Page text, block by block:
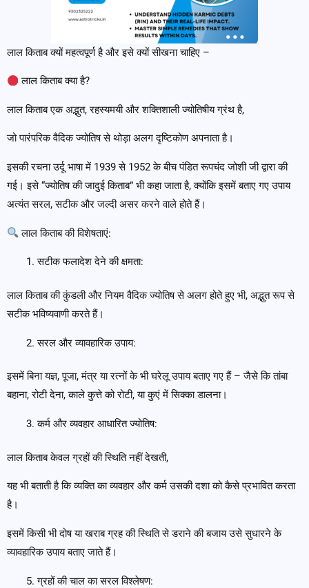
लाल किताब क्यों महत्वपूर्ण है और इसे क्यों सीखना चाहिए –
लाल किताब क्या है?
लाल किताब एक अद्भुत, रहस्यमयी और शक्तिशाली ज्योतिषीय ग्रंथ है,
जो पारंपरिक वैदिक ज्योतिष से थोड़ा अलग दृष्टिकोण अपनाता है।
इसकी रचना उर्दू भाषा में 1939 से 1952 के बीच पंडित रूपचंद जोशी जी द्वारा की
गई। इसे “ज्योतिष की जादुई किताब” भी कहा जाता है, क्योंकि इसमें बताए गए उपाय
अत्यंत सरल, सटीक और जल्दी असर करने वाले होते हैं।
लाल किताब की विशेषताएं:
सटीक फलादेश देने की क्षमता:
लाल किताब की कुंडली और नियम वैदिक ज्योतिष से अलग होते हुए भी, अद्भुत रूप से
सटीक भविष्यवाणी करते हैं।
सरल और व्यावहारिक उपाय:
इसमें बिना यज्ञ, पूजा, मंत्र या रत्नों के भी घरेलू उपाय बताए गए हैं – जैसे कि तांबा
बहाना, रोटी देना, काले कुत्ते को रोटी, या कुएं में सिक्का डालना।
कर्म और व्यवहार आधारित ज्योतिष:
लाल किताब केवल ग्रहों की स्थिति नहीं देखती,
यह भी बताती है कि व्यक्ति का व्यवहार और कर्म उसकी दशा को कैसे प्रभावित करता
है।
इसमें किसी भी दोष या खराब ग्रह की स्थिति से डराने की बजाय उसे सुधारने के
व्यावहारिक उपाय बताए जाते हैं।
ग्रहों की चाल का सरल विश्लेषण: